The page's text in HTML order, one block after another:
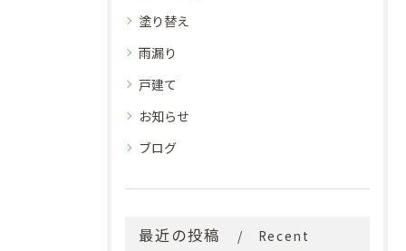
塗り替え
雨漏り
戸建て
お知らせ
ブログ
最近の投稿
Recent